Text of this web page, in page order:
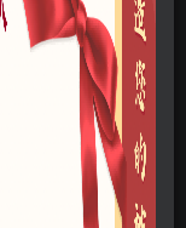
议横屏，在线观看图
件